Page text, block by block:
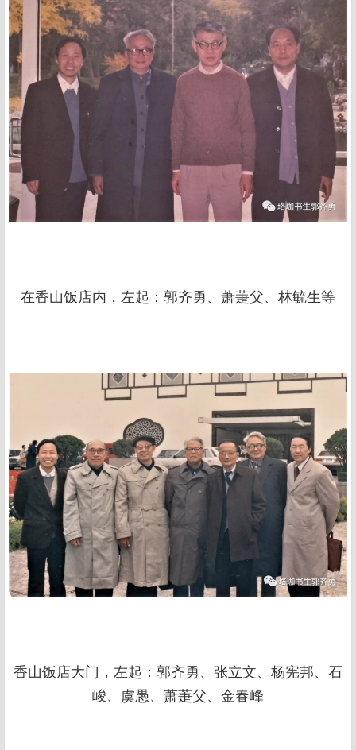
在香山饭店内，左起：郭齐勇、萧萐父、林毓生等
香山饭店大门，左起：郭齐勇、张立文、杨宪邦、石
峻、虞愚、萧萐父、金春峰